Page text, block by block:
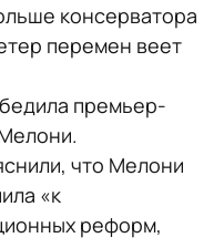
консерватора
перемен веет
премьер-
что Мелони
«к
реформ,